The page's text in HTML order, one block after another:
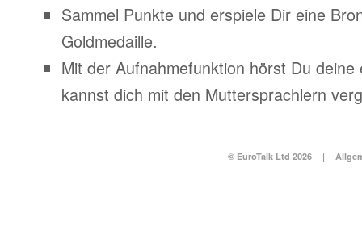
Sammel Punkte und erspiele Dir eine
Goldmedaille.
Mit der Aufnahmefunktion hörst Du deine
kannst dich mit den Muttersprachlern
© EuroTalk Ltd 2026 |